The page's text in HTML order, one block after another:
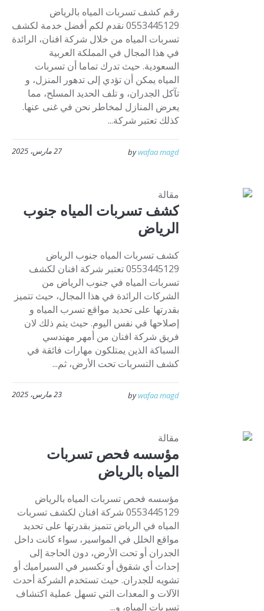
رقم كشف تسربات المياه بالرياض
0553445129 نقدم لكم أفضل خدمة لكشف
تسربات المياه من خلال شركة افنان، الرائدة
في هذا المجال في المملكة العربية
السعودية. حيث تدرك تماما أن تسربات
المياه يمكن أن تؤدي إلى تدهور المنزل، و
تآكل الجدران، و تلف الحديد المسلح، مما
يعرض المنازل لمخاطر نحن في غنى عنها.
كذلك تعتبر شركة...
27 مارس، 2025 bywafaa magd
مقالة
كشف تسربات المياه جنوب
الرياض
كشف تسربات المياه جنوب الرياض
0553445129 تعتبر شركة افنان لكشف
تسربات المياه في جنوب الرياض من
الشركات الرائدة في هذا المجال، حيث تتميز
بقدرتها على تحديد مواقع تسرب المياه و
إصلاحها في نفس اليوم. حيث يتم ذلك لان
فريق شركة افنان من أمهر مهندسي
السباكة الذين يمتلكون مهارات فائقة في
كشف التسربات تحت الأرض، ثم...
23 مارس، 2025 bywafaa magd
مقالة
مؤسسه فحص تسربات
المياه بالرياض
مؤسسه فحص تسربات المياه بالرياض
0553445129 شركة افنان لكشف تسربات
المياه في الرياض تتميز بقدرتها على تحديد
مواقع الخلل في المواسير، سواء كانت داخل
الجدران أو تحت الأرض، دون الحاجة إلى
إحداث أي شقوق أو تكسير في السيراميك أو
تشويه للجدران. حيث تستخدم الشركة أحدث
الآلات و المعدات التي تسهل عملية اكتشاف
تسربات المياه، و...